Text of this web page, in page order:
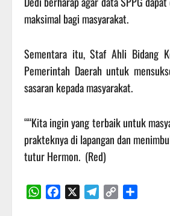
maksimal bagi masyarakat.
Sementara itu, Staf Ahli Bidang
Pemerintah Daerah untuk
sasaran kepada masyarakat.
““Kita ingin yang terbaik untuk
prakteknya di lapangan dan
tutur Hermon. (Red)
WhatsAppFacebook Telegram
Copy